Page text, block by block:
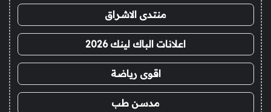
منتدى الاشراق
اعلانات الباك لينك 2026
اقوى رياضة
مدسن طب